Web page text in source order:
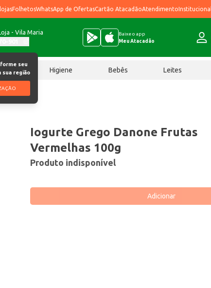
FolhetosWhatsApp de OfertasCartão AtacadãoAtendimentoInstitucional
- Vila Maria
seu
sua região
Baixe o app
Meu Atacadão
Higiene Bebês Leites
Iogurte Grego Danone Frutas
Vermelhas 100g
Produto indisponível
Adicionar